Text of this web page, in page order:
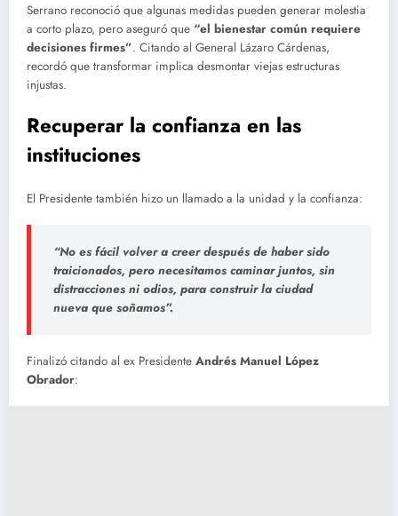
Serrano reconoció que algunas medidas pueden generar molestia
a corto plazo, pero aseguró que “el bienestar común requiere
decisiones firmes”. Citando al General Lázaro Cárdenas,
recordó que transformar implica desmontar viejas estructuras
injustas.
Recuperar la confianza en las
instituciones
El Presidente también hizo un llamado a la unidad y la confianza:
“No es fácil volver a creer después de haber sido
traicionados, pero necesitamos caminar juntos, sin
distracciones ni odios, para construir la ciudad
nueva que soñamos”.
Finalizó citando al ex Presidente Andrés Manuel López
Obrador: